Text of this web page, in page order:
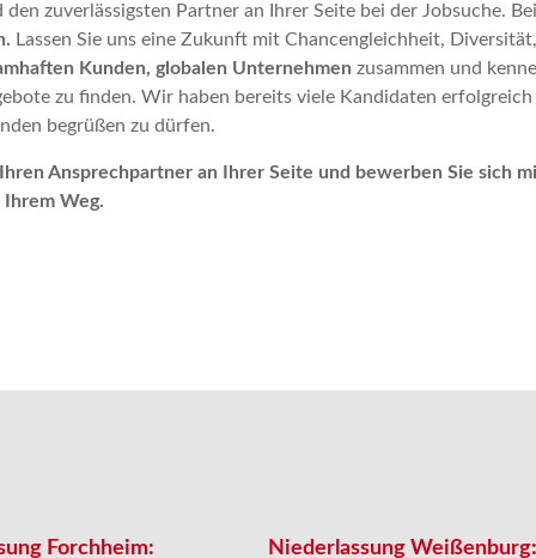
zuverlässigsten Partner an Ihrer Seite bei der Jobsuche.
Lassen Sie uns eine Zukunft mit Chancengleichheit,
Kunden, globalen Unternehmen zusammen und
zu finden. Wir haben bereits viele Kandidaten
begrüßen zu dürfen.
Ansprechpartner an Ihrer Seite und bewerben Sie sich
Weg.
Forchheim: Niederlassung Weißenburg: